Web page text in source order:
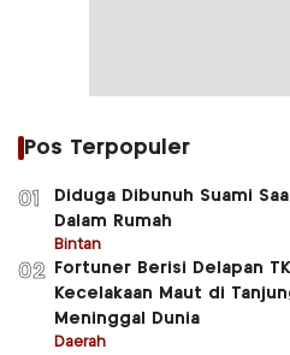
Pos Terpopuler
01
Diduga Dibunuh Suami
Dalam Rumah
Bintan
02
Fortuner Berisi Delapan
Kecelakaan Maut di
Meninggal Dunia
Daerah